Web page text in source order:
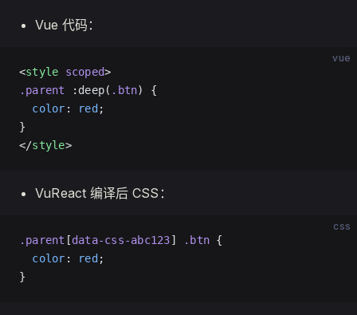
Vue 代码：
vue
<style scoped>
.parent
:deep( .btn) {
  color
: red ;
}
</style>
VuReact 编译后 CSS：
css
.parent [data-css-abc123] .btn {
  color
: red ;
}